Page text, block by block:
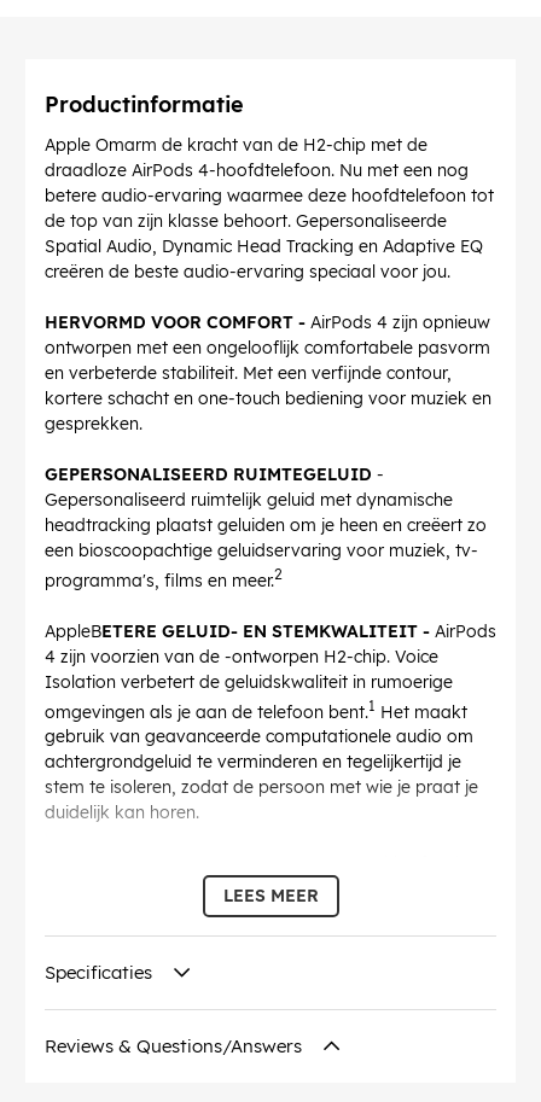
Productinformatie
Apple Omarm de kracht van de H2-chip met de
draadloze AirPods 4-hoofdtelefoon. Nu met een nog
betere audio-ervaring waarmee deze hoofdtelefoon tot
de top van zijn klasse behoort. Gepersonaliseerde
Spatial Audio, Dynamic Head Tracking en Adaptive EQ
creëren de beste audio-ervaring speciaal voor jou.
HERVORMD VOOR COMFORT - AirPods 4 zijn opnieuw
ontworpen met een ongelooflijk comfortabele pasvorm
en verbeterde stabiliteit. Met een verfijnde contour,
kortere schacht en one-touch bediening voor muziek en
gesprekken.
GEPERSONALISEERD RUIMTEGELUID -
Gepersonaliseerd ruimtelijk geluid met dynamische
headtracking plaatst geluiden om je heen en creëert zo
een bioscoopachtige geluidservaring voor muziek, tv-
programma's, films en meer.2
AppleBETERE GELUID- EN STEMKWALITEIT - AirPods
4 zijn voorzien van de -ontworpen H2-chip. Voice
Isolation verbetert de geluidskwaliteit in rumoerige
omgevingen als je aan de telefoon bent.1 Het maakt
gebruik van geavanceerde computationele audio om
achtergrondgeluid te verminderen en tegelijkertijd je
stem te isoleren, zodat de persoon met wie je praat je
duidelijk kan horen.
Siri" om een nummer af te spelen, te bellen of je agenda
En nu kun je communiceren met
zonder je handen te gebruiken, gewoon door te knikken
of zachtjes met je hoofd te schudden.
nummer of tv-programma met twee paar AirPods.
LEES MEER
Specificaties
Reviews & Questions/Answers